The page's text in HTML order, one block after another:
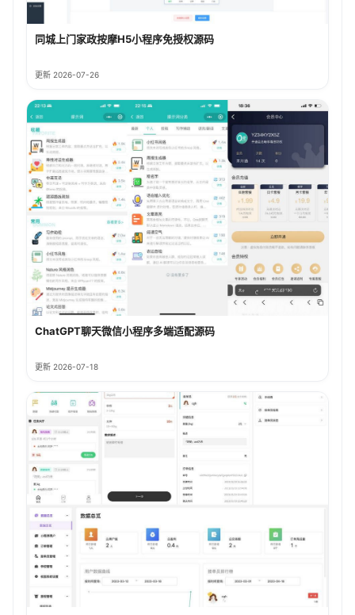
同城上门家政按摩H5小程序免授权源码
更新 2026-07-26
ChatGPT聊天微信小程序多端适配源码
更新 2026-07-18